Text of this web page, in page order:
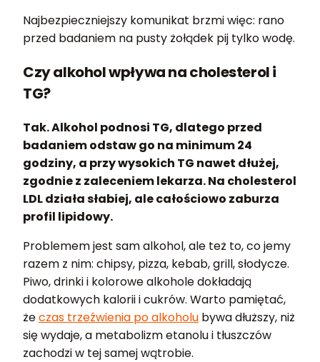
Najbezpieczniejszy komunikat brzmi więc: rano
przed badaniem na pusty żołądek pij tylko wodę.
Czy alkohol wpływa na cholesterol i
TG?
Tak. Alkohol podnosi TG, dlatego przed
badaniem odstaw go na minimum 24
godziny, a przy wysokich TG nawet dłużej,
zgodnie z zaleceniem lekarza. Na cholesterol
LDL działa słabiej, ale całościowo zaburza
profil lipidowy.
Problemem jest sam alkohol, ale też to, co jemy
razem z nim: chipsy, pizza, kebab, grill, słodycze.
Piwo, drinki i kolorowe alkohole dokładają
dodatkowych kalorii i cukrów. Warto pamiętać,
żeczas trzeźwienia po alkoholu bywa dłuższy, niż
się wydaje, a metabolizm etanolu i tłuszczów
zachodzi w tej samej wątrobie.